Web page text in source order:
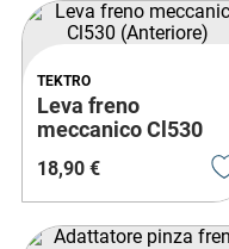
TEKTRO
Leva freno
meccanico Cl530
18,90 €